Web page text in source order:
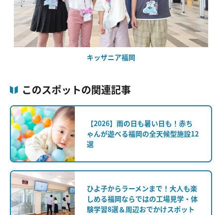
キッザニア福岡
このスポットの関連記事
【2026】雨の日も暑い日も！赤ち
ゃんが遊べる福岡の全天候型施設12
選
ひよ子からラーメンまで！大人も楽
しめる福岡ならではの工場見学・体
験学習8選＆周辺おでかけスポット